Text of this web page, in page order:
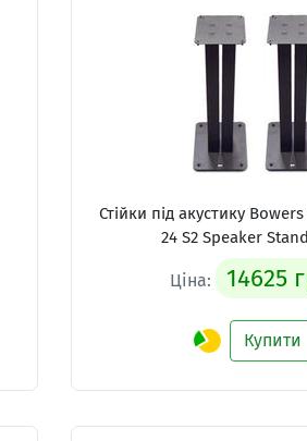
Стійки під акустику
24 S2 Speaker
Ціна: 14625
Купити